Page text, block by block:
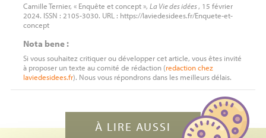
Camille Ternier, « Enquête et concept », La Vie des idées, 15 février
2024. ISSN : 2105-3030. URL : https://laviedesidees.fr/Enquete-et-
concept
Nota bene :
Si vous souhaitez critiquer ou développer cet article, vous êtes invité
à proposer un texte au comité de rédaction (redactionchez
laviedesidees.fr). Nous vous répondrons dans les meilleurs délais.
À LIRE AUSSI